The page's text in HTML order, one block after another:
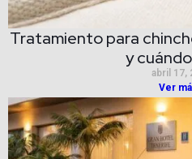
Tratamiento para
y
abril 17,
Ver